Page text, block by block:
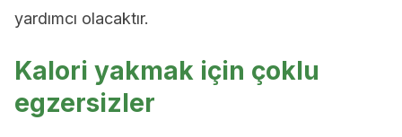
yardımcı olacaktır.
Kalori yakmak için çoklu
egzersizler